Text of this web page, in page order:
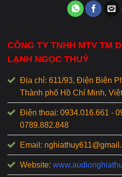
CÔNG TY TNHH MTV TM
LẠNH NGỌC THUỶ
Địa chỉ: 611/93, Điện Biên
Thành phố Hồ Chí Minh,
Điện thoại: 0934.016.661 -
0789.882.848
Email:
Website: